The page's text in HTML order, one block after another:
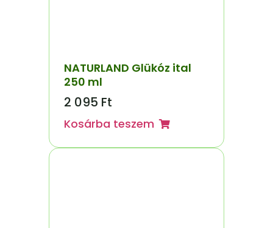
NATURLAND Glükóz ital
250 ml
2 095 Ft
Kosárba teszem